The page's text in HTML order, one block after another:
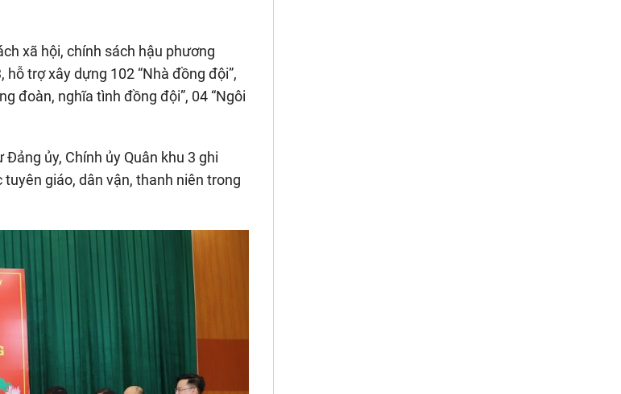
xã hội, chính sách hậu phương
trợ xây dựng 102 “Nhà đồng đội”,
đoàn, nghĩa tình đồng đội”, 04 “Ngôi
ủy, Chính ủy Quân khu 3 ghi
giáo, dân vận, thanh niên trong